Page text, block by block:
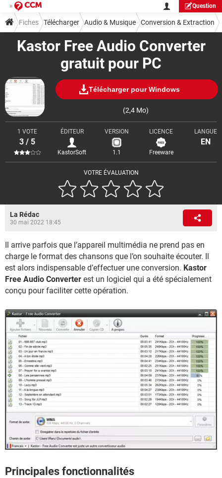
Question
Kastor Free Audio Converter
gratuit pour PC
Télécharger pour Windows
(2,4 Mo)
VOTRE ÉVALUATION
1 VOTE
3 / 5
ÉDITEUR
KastorSoft
VERSION
1.1
LICENCE
Freeware
LANGUE
EN
Fiches Télécharger Audio & Musique Conversion & Extraction
La Rédac
30 mai 2022 18:45
Il arrive parfois que l’appareil multimédia ne prend pas en
charge le format des chansons que l’on souhaite écouter. Il
est alors indispensable d’effectuer une conversion. Kastor
Free Audio Converter est un logiciel qui a été spécialement
conçu pour faciliter cette opération.
Principales fonctionnalités